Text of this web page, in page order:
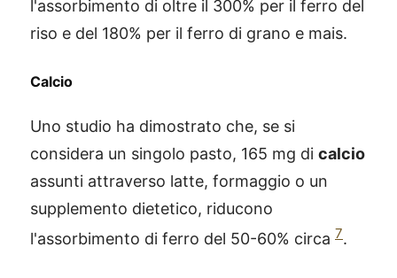
l'assorbimento di oltre il 300% per il ferro del
riso e del 180% per il ferro di grano e mais.
Calcio
Uno studio ha dimostrato che, se si
considera un singolo pasto, 165 mg di calcio
assunti attraverso latte, formaggio o un
supplemento dietetico, riducono
l'assorbimento di ferro del 50-60% circa 7.